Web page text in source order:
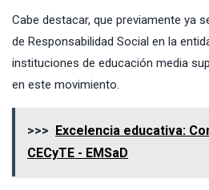
Cabe destacar, que previamente ya
de Responsabilidad Social en la
instituciones de educación media
en este movimiento.
>>> Excelencia educativa:
CECyTE - EMSaD